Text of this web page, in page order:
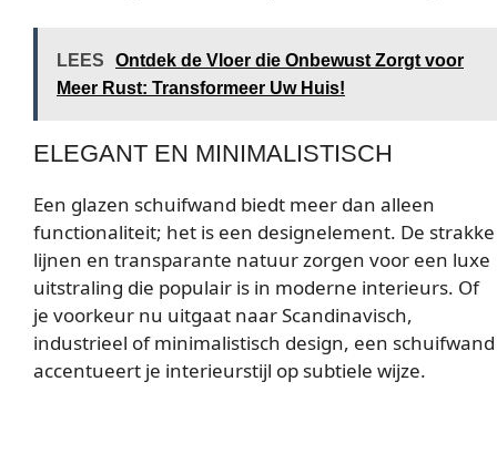
LEES
Ontdek de Vloer die Onbewust Zorgt voor
Meer Rust: Transformeer Uw Huis!
ELEGANT EN MINIMALISTISCH
Een glazen schuifwand biedt meer dan alleen
functionaliteit; het is een designelement. De strakke
lijnen en transparante natuur zorgen voor een luxe
uitstraling die populair is in moderne interieurs. Of
je voorkeur nu uitgaat naar Scandinavisch,
industrieel of minimalistisch design, een schuifwand
accentueert je interieurstijl op subtiele wijze.